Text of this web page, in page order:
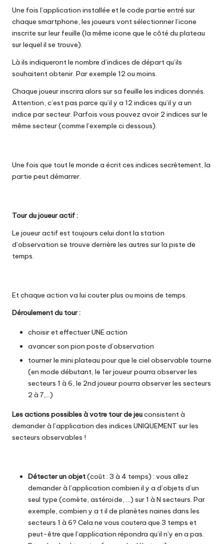
Une fois l’application installée et le code partie entré sur
chaque smartphone, les joueurs vont sélectionner l’icone
inscrite sur leur feuille (la même icone que le côté du plateau
sur lequel il se trouve).
Là ils indiqueront le nombre d’indices de départ qu’ils
souhaitent obtenir. Par exemple 12 ou moins.
Chaque joueur inscrira alors sur sa feuille les indices donnés.
Attention, c’est pas parce qu’il y a 12 indices qu’il y a un
indice par secteur. Parfois vous pouvez avoir 2 indices sur le
même secteur (comme l’exemple ci dessous).
Une fois que tout le monde a écrit ces indices secrètement, la
partie peut démarrer.
Tour du joueur actif :
Le joueur actif est toujours celui dont la station
d’observation se trouve derrière les autres sur la piste de
temps.
Et chaque action va lui couter plus ou moins de temps.
Déroulement du tour :
choisir et effectuer UNE action
avancer son pion poste d’observation
tourner le mini plateau pour que le ciel observable tourne
(en mode débutant, le 1er joueur pourra observer les
secteurs 1 à 6, le 2nd joueur pourra observer les secteurs
2 à 7,…)
Les actions possibles à votre tour de jeuconsistent à
demander à l’application des indices UNIQUEMENT sur les
secteurs observables !
Détecter un objet(coût : 3 à 4 temps) : vous allez
demander à l’application combien il y a d’objets d’un
seul type (comète, astéroïde, …) sur 1 à N secteurs. Par
exemple, combien y a t il de planètes naines dans les
secteurs 1 à 6? Cela ne vous coutera que 3 temps et
peut-être que l’application répondra qu’il n’y en a pas.